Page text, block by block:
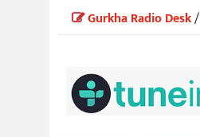
Gurkha Radio Desk/